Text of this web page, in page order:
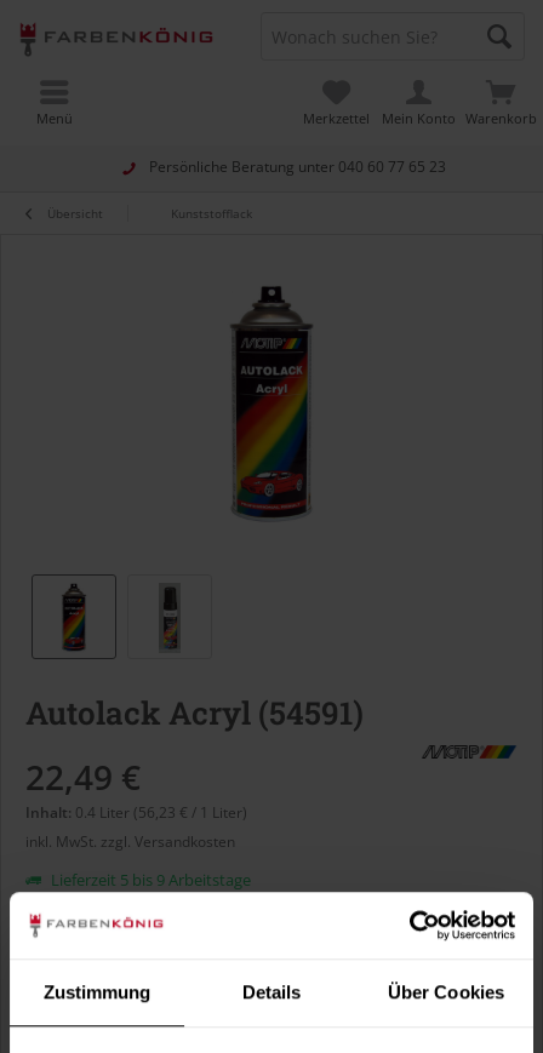
Zustimmung Details Über Cookies
Persönliche Beratung unter 040 60 77 65 23
Warenkorb
Merkzettel Mein Konto
Menü
Übersicht Kunststofflack
Autolack Acryl (54591)
22,49 €
Inhalt: 0.4 Liter (56,23 € / 1 Liter)
inkl. MwSt. zzgl. Versandkosten
Lieferzeit 5 bis 9 Arbeitstage
Liter:
Verbrauch berechnen